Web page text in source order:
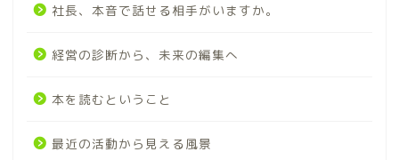
社長、本音で話せる相手がいますか。
経営の診断から、未来の編集へ
本を読むということ
最近の活動から見える風景